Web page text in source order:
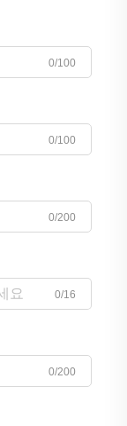
0/100
0/100
0/200
0/16
0/200